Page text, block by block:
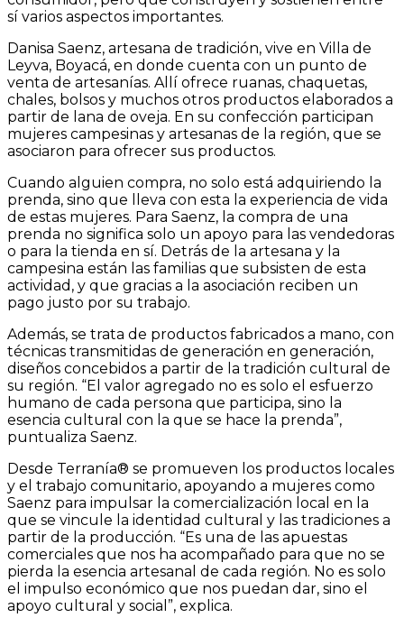
sí varios aspectos importantes.
Danisa Saenz, artesana de tradición, vive en Villa de
Leyva, Boyacá, en donde cuenta con un punto de
venta de artesanías. Allí ofrece ruanas, chaquetas,
chales, bolsos y muchos otros productos elaborados a
partir de lana de oveja. En su confección participan
mujeres campesinas y artesanas de la región, que se
asociaron para ofrecer sus productos.
Cuando alguien compra, no solo está adquiriendo la
prenda, sino que lleva con esta la experiencia de vida
de estas mujeres. Para Saenz, la compra de una
prenda no significa solo un apoyo para las vendedoras
o para la tienda en sí. Detrás de la artesana y la
campesina están las familias que subsisten de esta
actividad, y que gracias a la asociación reciben un
pago justo por su trabajo.
Además, se trata de productos fabricados a mano, con
técnicas transmitidas de generación en generación,
diseños concebidos a partir de la tradición cultural de
su región. “El valor agregado no es solo el esfuerzo
humano de cada persona que participa, sino la
esencia cultural con la que se hace la prenda”,
puntualiza Saenz.
Desde Terranía® se promueven los productos locales
y el trabajo comunitario, apoyando a mujeres como
Saenz para impulsar la comercialización local en la
que se vincule la identidad cultural y las tradiciones a
partir de la producción. “Es una de las apuestas
comerciales que nos ha acompañado para que no se
pierda la esencia artesanal de cada región. No es solo
el impulso económico que nos puedan dar, sino el
apoyo cultural y social”, explica.